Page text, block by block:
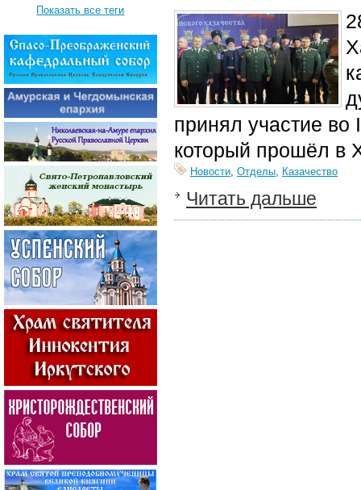
принял участие
который прошёл в
Новости, Отделы, Казачество
Читать дальше
Показать все теги